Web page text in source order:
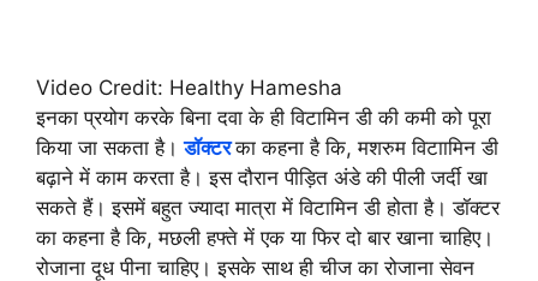
Video Credit: Healthy Hamesha
इनका प्रयोग करके बिना दवा के ही विटामिन डी की कमी को पूरा
किया जा सकता है।डॉक्टरका कहना है कि, मशरुम विटाामिन डी
बढ़ाने में काम करता है। इस दौरान पीड़ित अंडे की पीली जर्दी खा
सकते हैं। इसमें बहुत ज्यादा मात्रा में विटामिन डी होता है। डॉक्टर
का कहना है कि, मछली हफ्ते में एक या फिर दो बार खाना चाहिए।
रोजाना दूध पीना चाहिए। इसके साथ ही चीज का रोजाना सेवन